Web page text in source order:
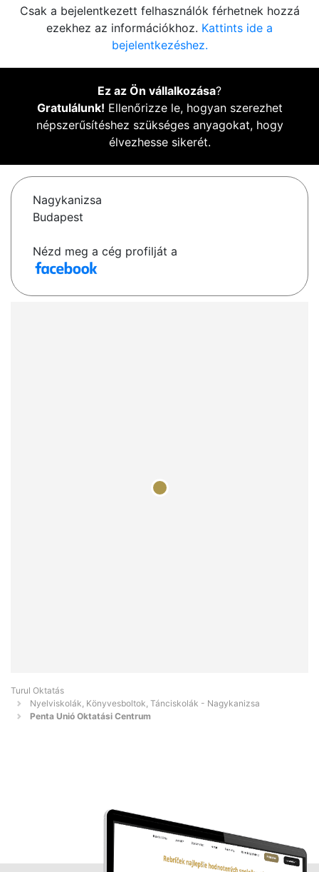
Csak a bejelentkezett felhasználók férhetnek hozzá
ezekhez az információkhoz. Kattints ide a
bejelentkezéshez.
Ez az Ön vállalkozása?
Gratulálunk! Ellenőrizze le, hogyan szerezhet
népszerűsítéshez szükséges anyagokat, hogy
élvezhesse sikerét.
Nagykanizsa
Budapest
Nézd meg a cég profilját a
Turul Oktatás
Nyelviskolák, Könyvesboltok, Tánciskolák - Nagykanizsa
Penta Unió Oktatási Centrum